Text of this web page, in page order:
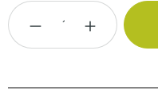
Produkt Anzahl: